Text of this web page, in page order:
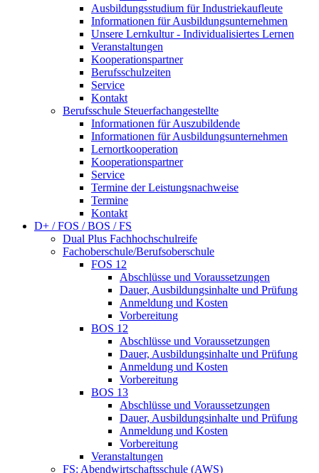
Ausbildungsstudium für Industriekaufleute
Informationen für Ausbildungsunternehmen
Unsere Lernkultur - Individualisiertes Lernen
Veranstaltungen
Kooperationspartner
Berufsschulzeiten
Service
Kontakt
Berufsschule Steuerfachangestellte
Informationen für Auszubildende
Informationen für Ausbildungsunternehmen
Lernortkooperation
Kooperationspartner
Service
Termine der Leistungsnachweise
Termine
Kontakt
D+ / FOS / BOS / FS
Dual Plus Fachhochschulreife
Fachoberschule/Berufsoberschule
FOS 12
Abschlüsse und Voraussetzungen
Dauer, Ausbildungsinhalte und Prüfung
Anmeldung und Kosten
Vorbereitung
BOS 12
Abschlüsse und Voraussetzungen
Dauer, Ausbildungsinhalte und Prüfung
Anmeldung und Kosten
Vorbereitung
BOS 13
Abschlüsse und Voraussetzungen
Dauer, Ausbildungsinhalte und Prüfung
Anmeldung und Kosten
Vorbereitung
Veranstaltungen
FS: Abendwirtschaftsschule (AWS)